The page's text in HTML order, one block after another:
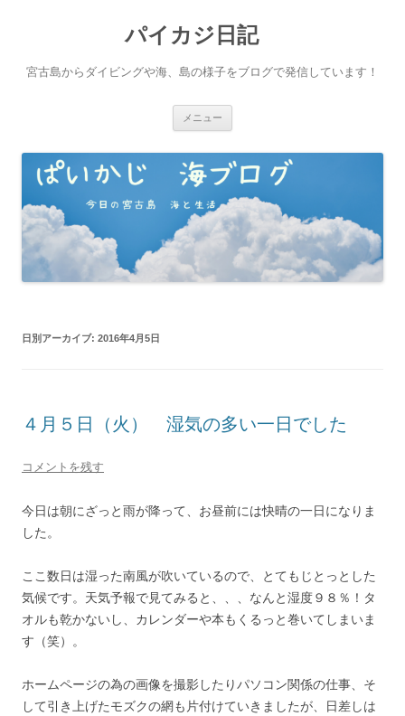
パイカジ日記
宮古島からダイビングや海、島の様子をブログで発信しています！
メニュー
ツ
へ
ス
キ
ッ
プ
日別アーカイブ: 2016年4月5日
４月５日（火） 湿気の多い一日でした
コメントを残す
今日は朝にざっと雨が降って、お昼前には快晴の一日になりま
した。
ここ数日は湿った南風が吹いているので、とてもじとっとした
気候です。天気予報で見てみると、、、なんと湿度９８％！タ
オルも乾かないし、カレンダーや本もくるっと巻いてしまいま
す（笑）。
ホームページの為の画像を撮影したりパソコン関係の仕事、そ
して引き上げたモズクの網も片付けていきましたが、日差しは